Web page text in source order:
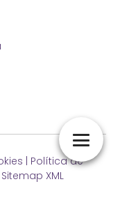
| Política de
Sitemap XML